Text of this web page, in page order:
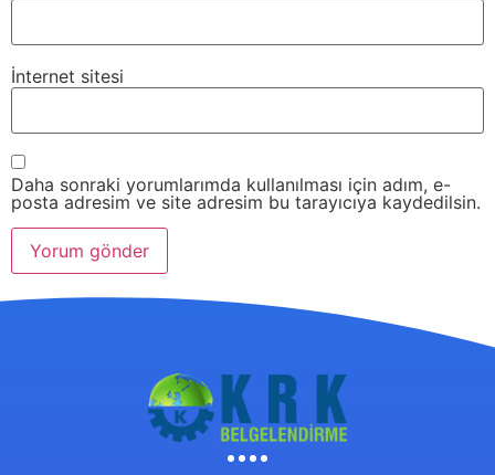
İnternet sitesi
Daha sonraki yorumlarımda kullanılması için adım, e-
posta adresim ve site adresim bu tarayıcıya kaydedilsin.